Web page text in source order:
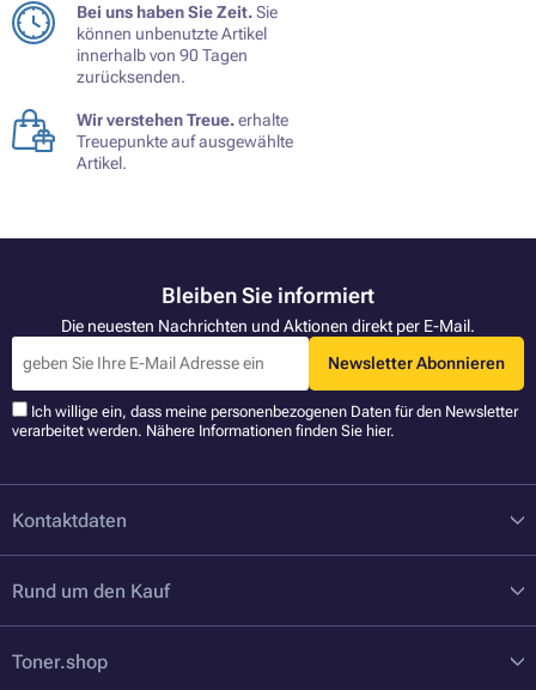
Bei uns haben Sie Zeit.Sie
können unbenutzte Artikel
innerhalb von 90 Tagen
zurücksenden.
Wir verstehen Treue.erhalte
Treuepunkte auf ausgewählte
Artikel.
Bleiben Sie informiert
Die neuesten Nachrichten und Aktionen direkt per E-Mail.
Newsletter Abonnieren
Ich willige ein, dass meine personenbezogenen Daten für den Newsletter
verarbeitet werden. Nähere Informationen finden Sie hier.
Kontaktdaten
Rund um den Kauf
Toner.shop